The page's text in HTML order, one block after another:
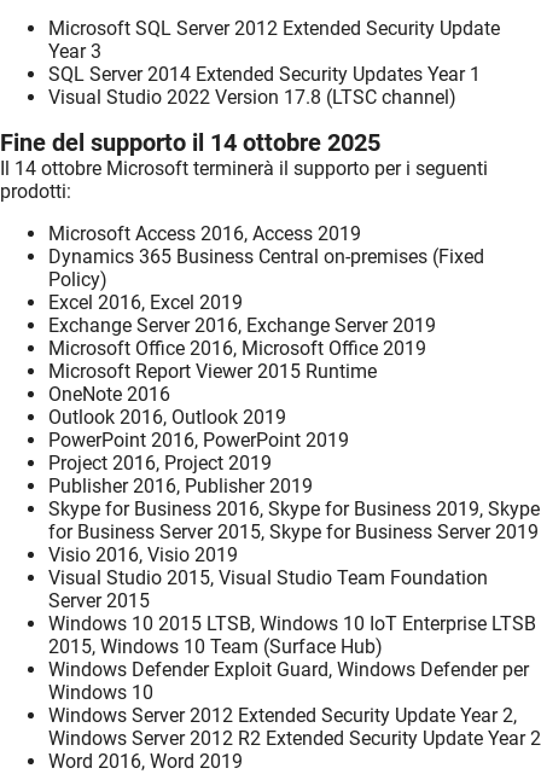
Microsoft SQL Server 2012 Extended Security Update
Year 3
SQL Server 2014 Extended Security Updates Year 1
Visual Studio 2022 Version 17.8 (LTSC channel)
Fine del supporto il 14 ottobre 2025
Il 14 ottobre Microsoft terminerà il supporto per i seguenti
prodotti:
Microsoft Access 2016, Access 2019
Dynamics 365 Business Central on-premises (Fixed
Policy)
Excel 2016, Excel 2019
Exchange Server 2016, Exchange Server 2019
Microsoft Office 2016, Microsoft Office 2019
Microsoft Report Viewer 2015 Runtime
OneNote 2016
Outlook 2016, Outlook 2019
PowerPoint 2016, PowerPoint 2019
Project 2016, Project 2019
Publisher 2016, Publisher 2019
Skype for Business 2016, Skype for Business 2019, Skype
for Business Server 2015, Skype for Business Server 2019
Visio 2016, Visio 2019
Visual Studio 2015, Visual Studio Team Foundation
Server 2015
Windows 10 2015 LTSB, Windows 10 IoT Enterprise LTSB
2015, Windows 10 Team (Surface Hub)
Windows Defender Exploit Guard, Windows Defender per
Windows 10
Windows Server 2012 Extended Security Update Year 2,
Windows Server 2012 R2 Extended Security Update Year 2
Word 2016, Word 2019